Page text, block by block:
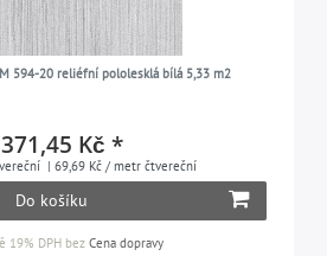
594-20 reliéfní pololesklá bílá 5,33 m2
371,45 Kč *
| 69,69 Kč / metr čtvereční
Do košíku
19% DPHbez Cena dopravy